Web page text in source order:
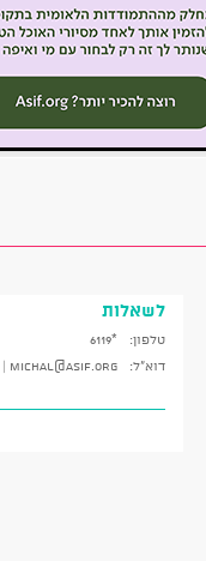
לשאלות
טלפון:
*6119
דוא"ל:
| michal@asif.org